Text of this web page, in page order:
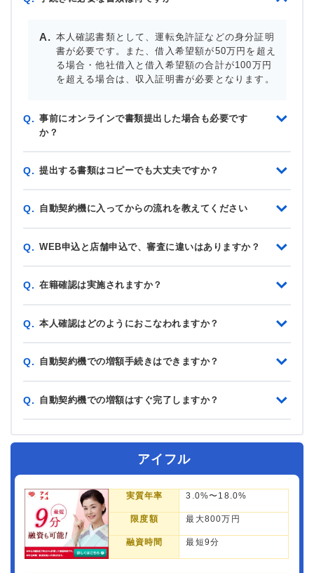
本人確認書類として、運転免許証などの身分証明
書が必要です。また、借入希望額が50万円を超え
る場合・他社借入と借入希望額の合計が100万円
を超える場合は、収入証明書が必要となります。
Q. 事前にオンラインで書類提出した場合も必要です
か？
Q. 提出する書類はコピーでも大丈夫ですか？
Q. 自動契約機に入ってからの流れを教えてください
Q. WEB申込と店舗申込で、審査に違いはありますか？
Q. 在籍確認は実施されますか？
Q. 本人確認はどのようにおこなわれますか？
Q. 自動契約機での増額手続きはできますか？
Q. 自動契約機での増額はすぐ完了しますか？
アイフル
実質年率 3.0%〜18.0%
限度額 最大800万円
融資時間 最短9分